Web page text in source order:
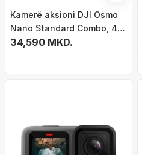
Kamerë aksioni DJI Osmo
Nano Standard Combo, 4K,
128GB, e zezë
34,590 MKD.